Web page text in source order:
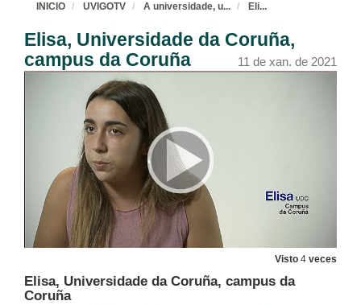
INICIO UVIGOTV A universidade, u... Eli...
Elisa, Universidade da Coruña,
campus da Coruña
11 de xan. de 2021
Visto 4 veces
Elisa, Universidade da Coruña, campus da
Coruña
A universidade, un espazo para o galego
11 de xan. de 2021